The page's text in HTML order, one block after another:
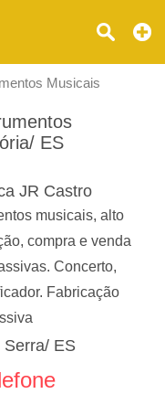
Musicais
ES
JR Castro
musicais, alto
compra e venda
Concerto,
Fabricação
Serra/ ES